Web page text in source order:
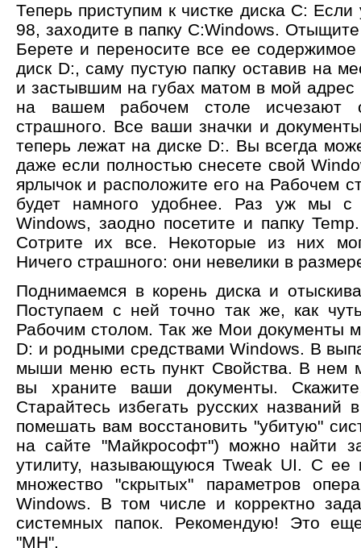
Теперь приступим к чистке диска C:
98, заходите в папку C:Windows.
Берете и переносите все ее
диск D:, саму пустую папку оставив на
и застывшим на губах матом в мой адрес
на вашем рабочем столе исчезают
страшного. Все ваши значки и
теперь лежат на диске D:. Вы всегда
даже если полностью снесете свой
ярлычок и расположите его на Рабочем
будет намного удобнее. Раз уж мы с
Windows, заодно посетите и папку
Сотрите их все. Некоторые из них
Ничего страшного: они невелики в
Поднимаемся в корень диска и
Поступаем с ней точно так же, как
Рабочим столом. Так же Мои документы
D: и родными средствами Windows. В
мыши меню есть пункт Свойства. В нем
вы храните ваши документы.
Старайтесь избегать русских названий
помешать вам восстановить "убитую"
на сайте "Майкрософт") можно найти
утилиту, называющуюся Tweak UI. С
множество "скрытых" параметров
Windows. В том числе и корректно
системных папок. Рекомендую! Это
"MH".